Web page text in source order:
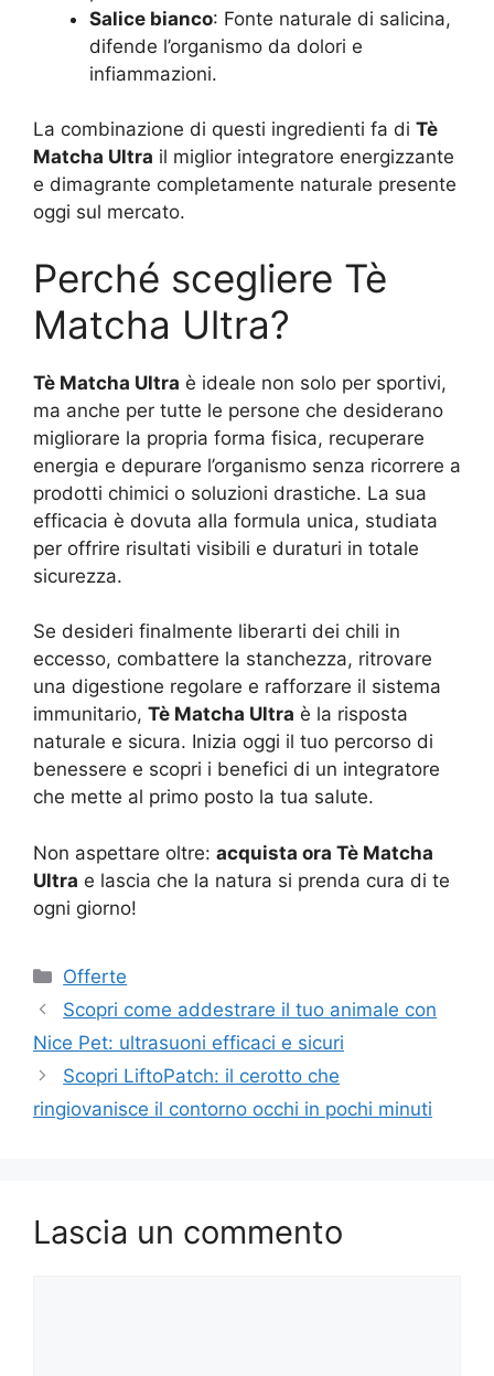
Salice bianco: Fonte naturale di salicina,
difende l’organismo da dolori e
infiammazioni.
La combinazione di questi ingredienti fa di Tè
Matcha Ultra il miglior integratore energizzante
e dimagrante completamente naturale presente
oggi sul mercato.
Perché scegliere Tè
Matcha Ultra?
Tè Matcha Ultra è ideale non solo per sportivi,
ma anche per tutte le persone che desiderano
migliorare la propria forma fisica, recuperare
energia e depurare l’organismo senza ricorrere a
prodotti chimici o soluzioni drastiche. La sua
efficacia è dovuta alla formula unica, studiata
per offrire risultati visibili e duraturi in totale
sicurezza.
Se desideri finalmente liberarti dei chili in
eccesso, combattere la stanchezza, ritrovare
una digestione regolare e rafforzare il sistema
immunitario, Tè Matcha Ultra è la risposta
naturale e sicura. Inizia oggi il tuo percorso di
benessere e scopri i benefici di un integratore
che mette al primo posto la tua salute.
Non aspettare oltre: acquista ora Tè Matcha
Ultra e lascia che la natura si prenda cura di te
ogni giorno!
Categorie
Offerte
Scopri come addestrare il tuo animale con
Nice Pet: ultrasuoni efficaci e sicuri
Scopri LiftoPatch: il cerotto che
ringiovanisce il contorno occhi in pochi minuti
Lascia un commento